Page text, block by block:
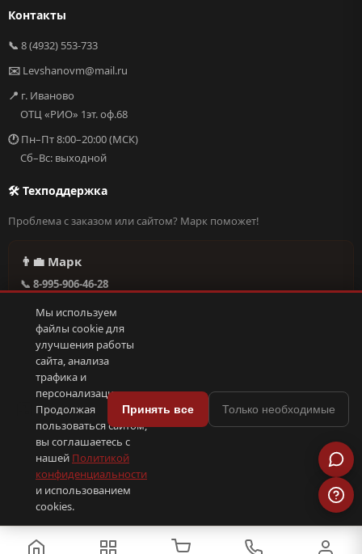
Контакты
📞 8 (4932) 553-733
✉️ Levshanovm@mail.ru
📍 г. Иваново
ОТЦ «РИО» 1эт. оф.68
🕐Пн–Пт 8:00–20:00 (МСК)
Сб–Вс: выходной
🛠 Техподдержка
Проблема с заказом или сайтом? Марк поможет!
👨‍💼 Марк
📞 8-995-906-46-28
🕐 Круглосуточно, без выходных
Написать в поддержку →
© 2026 С иголочки | 37. Все права защищены.
🛠 Поддержка·Оферта· 📦 YML-фид
Сделано в .su
Мы используем
файлы cookie для
улучшения работы
сайта, анализа
трафика и
персонализации.
Продолжая
пользоваться сайтом,
вы соглашаетесь с
нашей Политикой
конфиденциальности
и использованием
cookies.
Принять все Только необходимые